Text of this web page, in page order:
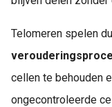
Telomeren spelen
cellen te behouden
ongecontroleerde